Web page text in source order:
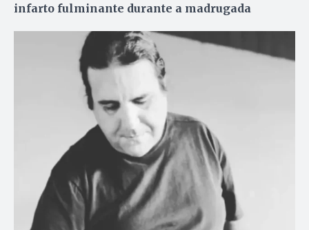
infarto fulminante durante a madrugada